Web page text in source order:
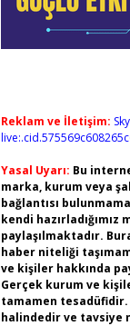
Reklam ve İletişim:
Yasal Uyarı: Bu
marka, kurum veya
bağlantısı
kendi hazırladığımız
paylaşılmaktadır.
haber niteliği
ve kişiler hakkında
Gerçek kurum ve
tamamen
halindedir ve tavsiye